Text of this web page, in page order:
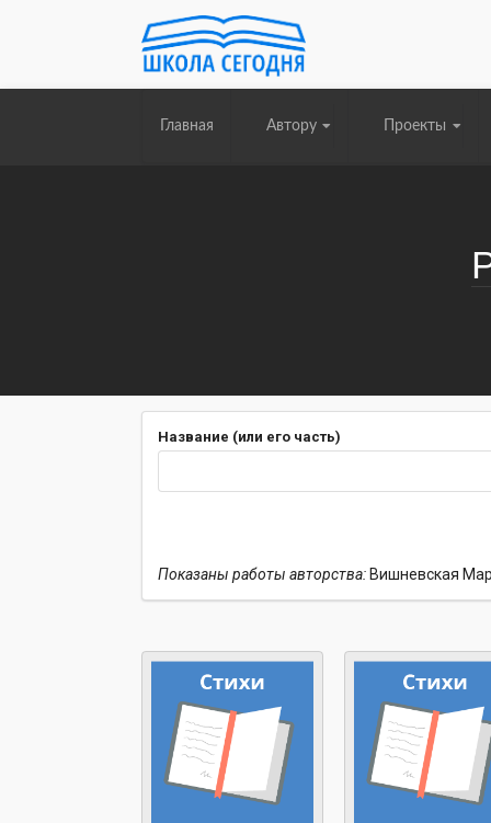
Главная Автору Проекты
Название (или его часть)
Показаны работы авторства:Вишневская